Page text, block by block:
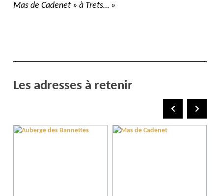
Mas de Cadenet » à Trets… »
Les adresses à retenir